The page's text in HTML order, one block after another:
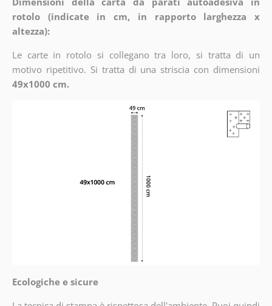
rotolo (indicate in cm, in rapporto larghezza x
altezza):
Le carte in rotolo si collegano tra loro, si tratta di un
motivo ripetitivo. Si tratta di una striscia con dimensioni
49x1000 cm.
Ecologiche e sicure